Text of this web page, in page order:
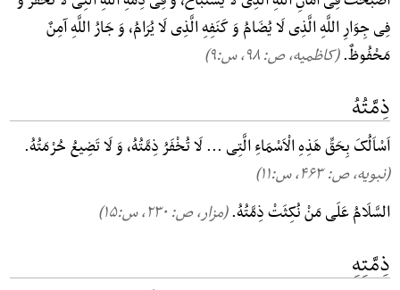
فِی جِوَارِ اللَّهِ الَّذِی لَا یُضَامُ وَ کَنَفِهِ الَّذِی لَا یُرَامُ، وَ جَارُ اللَّهِ آمِنٌ
مَحْفُوظٌ.(کاظمیه، ص: ۹۸, س:۹)
ذِمَّتُهُ
اَسْاَلُکَ بِحَقِّ هَذِهِ الْاَسْمَاءِ الَّتِی ... لَا تُخْفَرُ ذِمَّتُهُ، وَ لَا تَضِیعُ حُرْمَتُهُ.
(نبویه، ص: ۴۶۳, س:۱۱)
السَّلَامُ عَلَی مَنْ نُکِثَتْ ذِمَّتُهُ.(مزار، ص: ۲۳۰, س:۱۵)
ذِمَّتِهِ